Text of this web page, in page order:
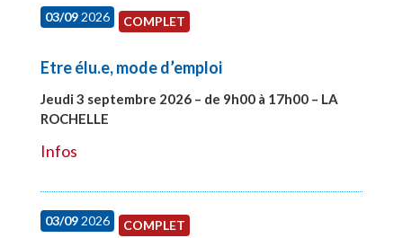
03/092026 COMPLET
Etre élu.e, mode d’emploi
Jeudi 3 septembre 2026 – de 9h00 à 17h00 – LA
ROCHELLE
Infos
03/092026 COMPLET